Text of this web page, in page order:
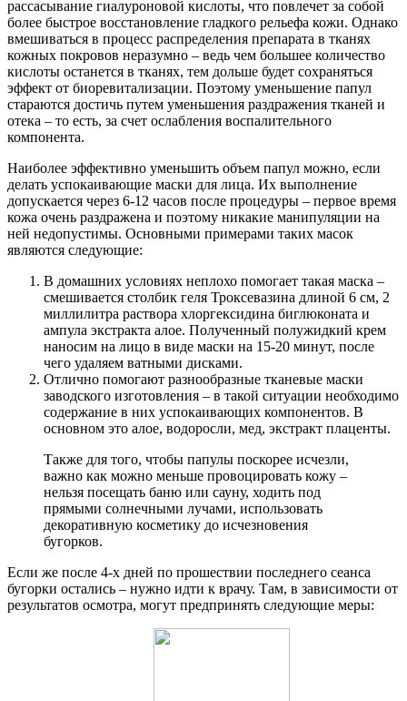
рассасывание гиалуроновой кислоты, что повлечет за собой
более быстрое восстановление гладкого рельефа кожи. Однако
вмешиваться в процесс распределения препарата в тканях
кожных покровов неразумно – ведь чем большее количество
кислоты останется в тканях, тем дольше будет сохраняться
эффект от биоревитализации. Поэтому уменьшение папул
стараются достичь путем уменьшения раздражения тканей и
отека – то есть, за счет ослабления воспалительного
компонента.
Наиболее эффективно уменьшить объем папул можно, если
делать успокаивающие маски для лица. Их выполнение
допускается через 6-12 часов после процедуры – первое время
кожа очень раздражена и поэтому никакие манипуляции на
ней недопустимы. Основными примерами таких масок
являются следующие:
В домашних условиях неплохо помогает такая маска –
смешивается столбик геля Троксевазина длиной 6 см, 2
миллилитра раствора хлоргексидина биглюконата и
ампула экстракта алое. Полученный полужидкий крем
наносим на лицо в виде маски на 15-20 минут, после
чего удаляем ватными дисками.
Отлично помогают разнообразные тканевые маски
заводского изготовления – в такой ситуации необходимо
содержание в них успокаивающих компонентов. В
основном это алое, водоросли, мед, экстракт плаценты.
Также для того, чтобы папулы поскорее исчезли,
важно как можно меньше провоцировать кожу –
нельзя посещать баню или сауну, ходить под
прямыми солнечными лучами, использовать
декоративную косметику до исчезновения
бугорков.
Если же после 4-х дней по прошествии последнего сеанса
бугорки остались – нужно идти к врачу. Там, в зависимости от
результатов осмотра, могут предпринять следующие меры: